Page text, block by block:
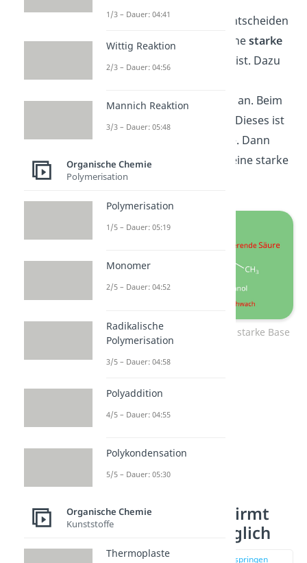
Des Weiteren musst du entscheiden
ob das Nukleophil eher einestarke
oder eine schwache Base
ist. Dazu
korrespondierende Säure an. Beim
Ethanolat ist das Ethanol. Dieses ist
eher eine schwache Säure. Dann
weißt du, dass Ethanolat eine starke
Base sein muss.
Nukleophil – schwache oder starke Base
Sterisch abgeschirmt
und leicht zugänglich
zur Stelle im Video springen
1/3 – Dauer: 04:41
Wittig Reaktion
2/3 – Dauer: 04:56
Mannich Reaktion
3/3 – Dauer: 05:48
Organische Chemie
Polymerisation
Polymerisation
1/5 – Dauer: 05:19
Monomer
2/5 – Dauer: 04:52
Radikalische
Polymerisation
3/5 – Dauer: 04:58
Polyaddition
4/5 – Dauer: 04:55
Polykondensation
5/5 – Dauer: 05:30
Organische Chemie
Kunststoffe
Thermoplaste